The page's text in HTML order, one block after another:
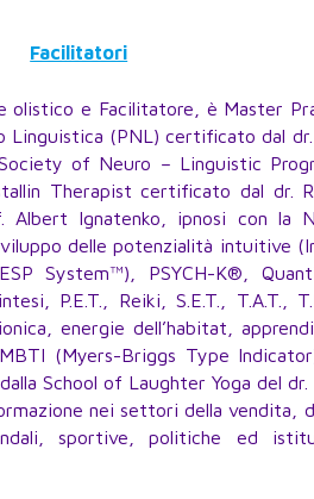
Facilitatori
olistico e Facilitatore, è Master
Linguistica (PNL) certificato dal dr.
of Neuro – Linguistic
Therapist certificato dal dr.
Ignatenko, ipnosi con la
delle potenzialità intuitive
System™), PSYCH-K®,
P.E.T., Reiki, S.E.T., T.A.T.,
energie dell’habitat,
(Myers-Briggs Type
School of Laughter Yoga del dr.
nei settori della vendita,
sportive, politiche ed